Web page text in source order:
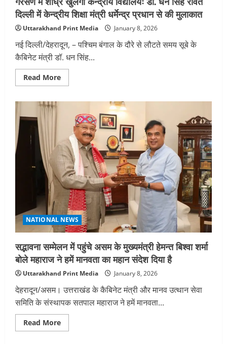
दिल्ली में केन्द्रीय शिक्षा मंत्री धर्मेन्द्र प्रधान से की मुलाकात
Uttarakhand Print Media January 8, 2026
नई दिल्ली/देहरादून, – पश्चिम बंगाल के दौरे से लौटते समय सूबे के
कैबिनेट मंत्री डॉ. धन सिंह...
Read MoreRead
more
खुलेगा
केन्द्रीय
विद्यालयः
डॉ.
धन
सिंह
रावत
दिल्ली
में
केन्द्रीय
शिक्षा
मंत्री
धर्मेन्द्र
प्रधान
से
की
मुलाकात
NATIONAL NEWS
सद्भावना सम्मेलन में पहुंचे असम के मुख्यमंत्री हेमन्त बिश्वा शर्मा
बोले महाराज ने हमें मानवता का महान संदेश दिया है
Uttarakhand Print Media January 8, 2026
देहरादून/असम। उत्तराखंड के कैबिनेट मंत्री और मानव उत्थान सेवा
समिति के संस्थापक सतपाल महाराज ने हमें मानवता...
Read MoreRead
more